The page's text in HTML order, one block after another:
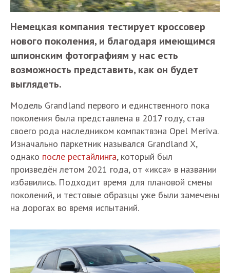
Немецкая компания тестирует кроссовер
нового поколения, и благодаря имеющимся
шпионским фотографиям у нас есть
возможность представить, как он будет
выглядеть.
Модель Grandland первого и единственного пока
поколения была представлена в 2017 году, став
своего рода наследником компактвэна Opel Meriva.
Изначально паркетник назывался Grandland X,
однако после рестайлинга, который был
произведён летом 2021 года, от «икса» в названии
избавились. Подходит время для плановой смены
поколений, и тестовые образцы уже были замечены
на дорогах во время испытаний.